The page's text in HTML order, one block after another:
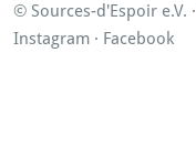
© Sources-d'Espoir e.V. ·
Instagram · Facebook